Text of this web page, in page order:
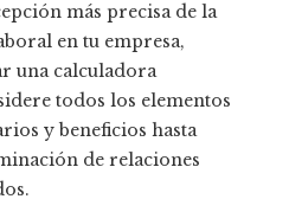
más precisa de la
en tu empresa,
una calculadora
todos los elementos
y beneficios hasta
de relaciones